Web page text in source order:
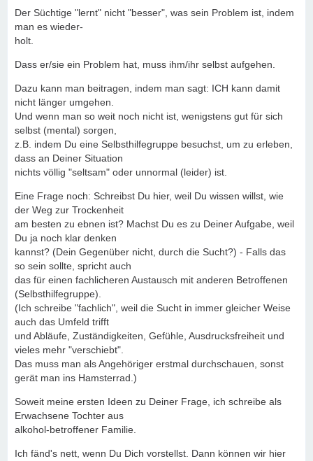
Der Süchtige "lernt" nicht "besser", was sein Problem ist, indem
man es wieder-
holt.
Dass er/sie ein Problem hat, muss ihm/ihr selbst aufgehen.
Dazu kann man beitragen, indem man sagt: ICH kann damit
nicht länger umgehen.
Und wenn man so weit noch nicht ist, wenigstens gut für sich
selbst (mental) sorgen,
z.B. indem Du eine Selbsthilfegruppe besuchst, um zu erleben,
dass an Deiner Situation
nichts völlig "seltsam" oder unnormal (leider) ist.
Eine Frage noch: Schreibst Du hier, weil Du wissen willst, wie
der Weg zur Trockenheit
am besten zu ebnen ist? Machst Du es zu Deiner Aufgabe, weil
Du ja noch klar denken
kannst? (Dein Gegenüber nicht, durch die Sucht?) - Falls das
so sein sollte, spricht auch
das für einen fachlicheren Austausch mit anderen Betroffenen
(Selbsthilfegruppe).
(Ich schreibe "fachlich", weil die Sucht in immer gleicher Weise
auch das Umfeld trifft
und Abläufe, Zuständigkeiten, Gefühle, Ausdrucksfreiheit und
vieles mehr "verschiebt".
Das muss man als Angehöriger erstmal durchschauen, sonst
gerät man ins Hamsterrad.)
Soweit meine ersten Ideen zu Deiner Frage, ich schreibe als
Erwachsene Tochter aus
alkohol-betroffener Familie.
Ich fänd's nett, wenn Du Dich vorstellst. Dann können wir hier